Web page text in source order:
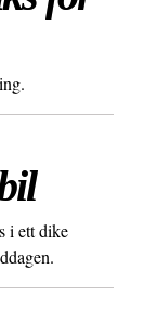
i ett dike